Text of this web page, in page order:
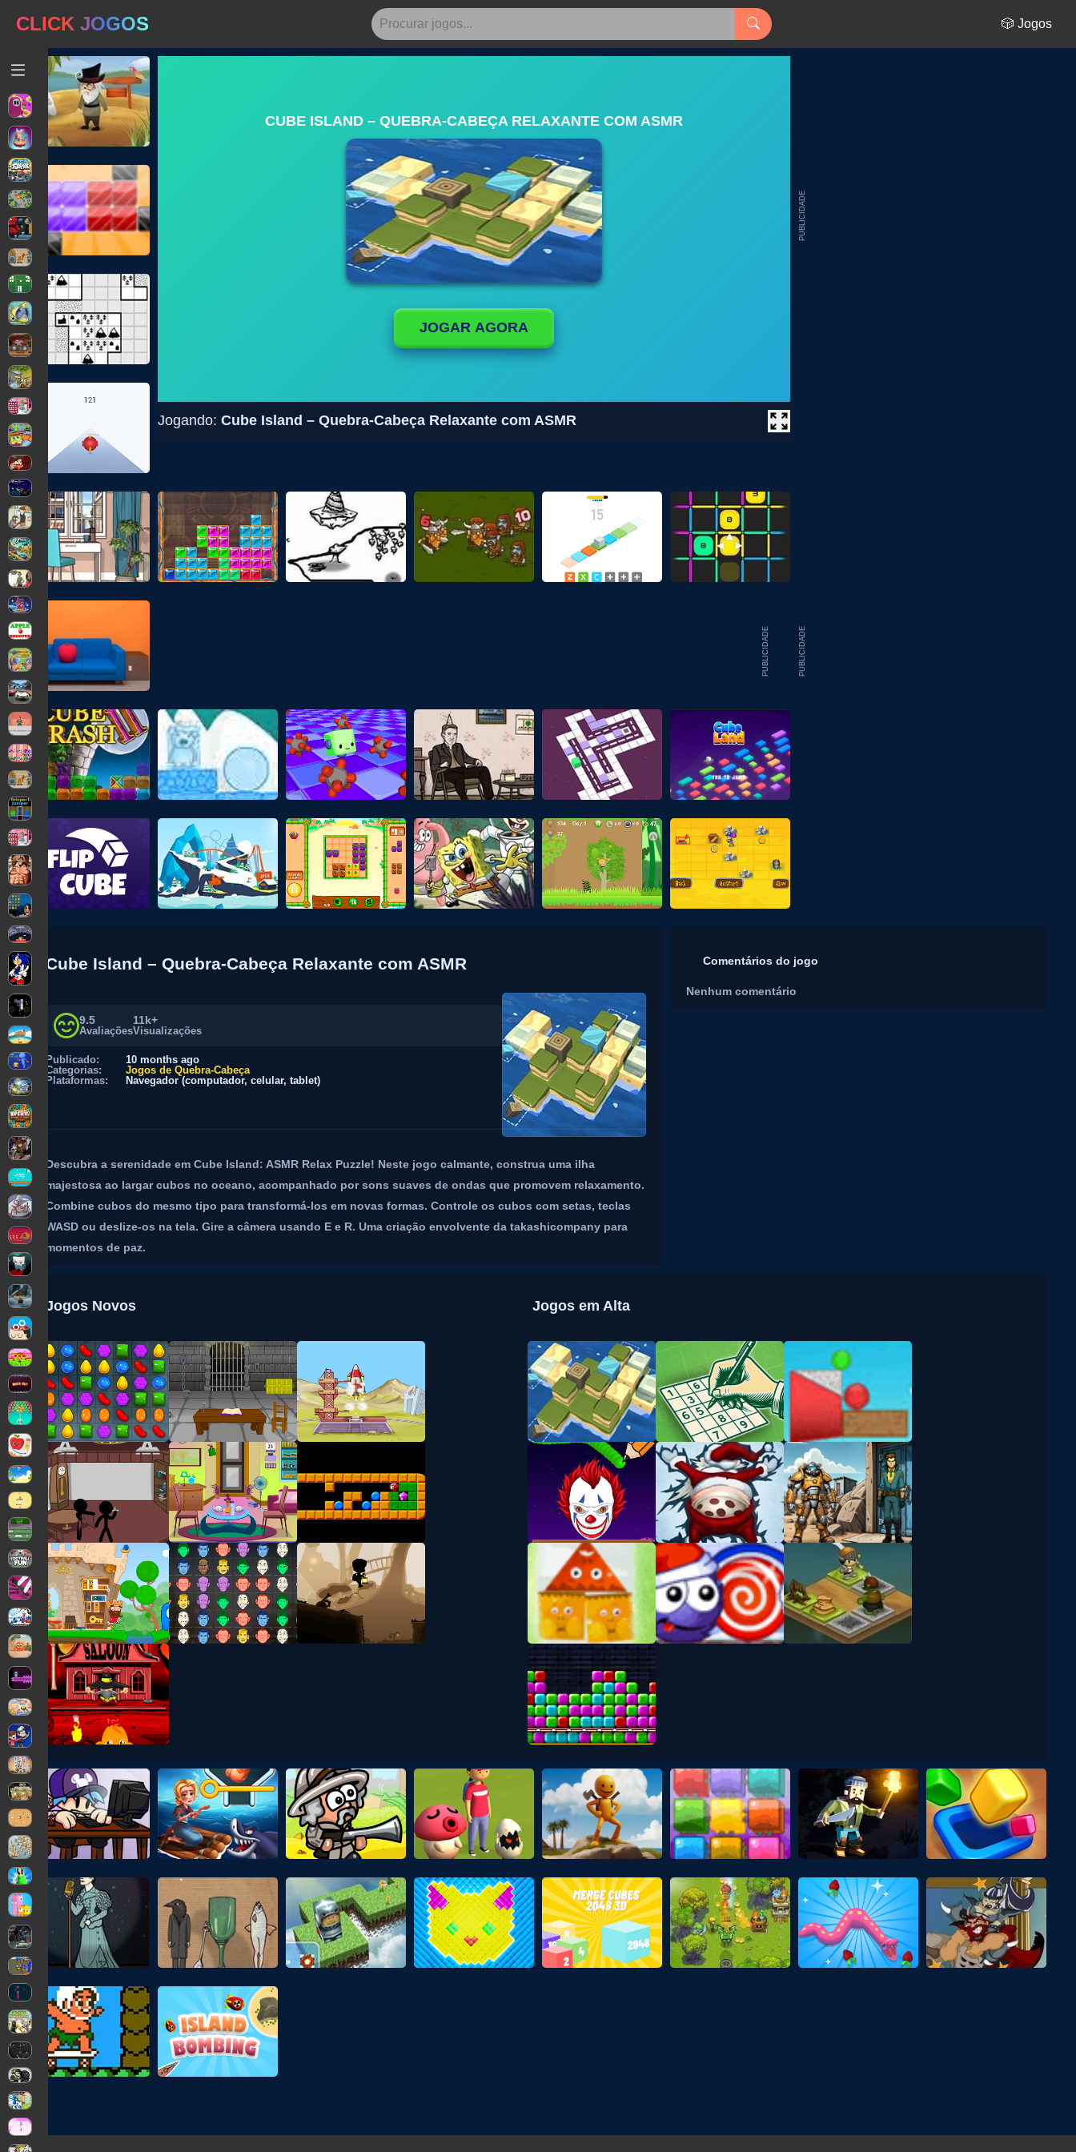
CLICK JOGOS 🎲 Jogos
CUBE ISLAND – QUEBRA-CABEÇA RELAXANTE COM ASMR
JOGAR AGORA
Jogando: Cube Island – Quebra-Cabeça Relaxante com ASMR
PUBLICIDADE
PUBLICIDADE
PUBLICIDADE
Cube Island – Quebra-Cabeça Relaxante com ASMR
9.5
Avaliações
11k+
Visualizações
Publicado:
10 months ago
Categorias:
Jogos de Quebra-Cabeça
Plataformas:
Navegador (computador, celular, tablet)
Descubra a serenidade em Cube Island: ASMR Relax Puzzle! Neste jogo calmante, construa uma ilha
majestosa ao largar cubos no oceano, acompanhado por sons suaves de ondas que promovem relaxamento.
Combine cubos do mesmo tipo para transformá-los em novas formas. Controle os cubos com setas, teclas
WASD ou deslize-os na tela. Gire a câmera usando E e R. Uma criação envolvente da takashicompany para
momentos de paz.
Comentários do jogo
Nenhum comentário
Jogos Novos Jogos em Alta